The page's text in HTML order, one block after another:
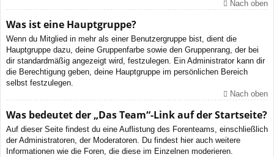
Nach oben
Was ist eine Hauptgruppe?
Wenn du Mitglied in mehr als einer Benutzergruppe bist, dient die
Hauptgruppe dazu, deine Gruppenfarbe sowie den Gruppenrang, der bei
dir standardmäßig angezeigt wird, festzulegen. Ein Administrator kann dir
die Berechtigung geben, deine Hauptgruppe im persönlichen Bereich
selbst festzulegen.
Nach oben
Was bedeutet der „Das Team“-Link auf der Startseite?
Auf dieser Seite findest du eine Auflistung des Forenteams, einschließlich
der Administratoren, der Moderatoren. Du findest hier auch weitere
Informationen wie die Foren, die diese im Einzelnen moderieren.